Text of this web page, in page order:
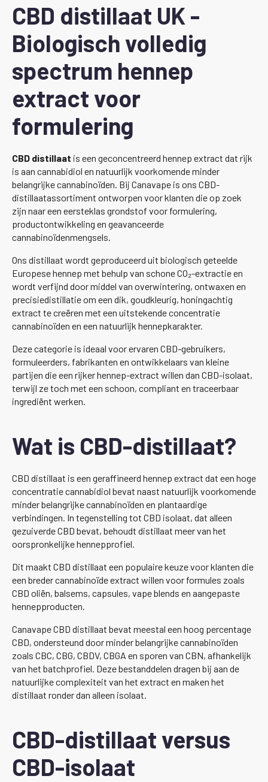
CBD distillaat UK -
Biologisch volledig
spectrum hennep
extract voor
formulering
CBD distillaat is een geconcentreerd hennep extract dat rijk
is aan cannabidiol en natuurlijk voorkomende minder
belangrijke cannabinoïden. Bij Canavape is ons CBD-
distillaatassortiment ontworpen voor klanten die op zoek
zijn naar een eersteklas grondstof voor formulering,
productontwikkeling en geavanceerde
cannabinoïdenmengsels.
Ons distillaat wordt geproduceerd uit biologisch geteelde
Europese hennep met behulp van schone CO₂-extractie en
wordt verfijnd door middel van overwintering, ontwaxen en
precisiedistillatie om een dik, goudkleurig, honingachtig
extract te creëren met een uitstekende concentratie
cannabinoïden en een natuurlijk hennepkarakter.
Deze categorie is ideaal voor ervaren CBD-gebruikers,
formuleerders, fabrikanten en ontwikkelaars van kleine
partijen die een rijker hennep-extract willen dan CBD-isolaat,
terwijl ze toch met een schoon, compliant en traceerbaar
ingrediënt werken.
Wat is CBD-distillaat?
CBD distillaat is een geraffineerd hennep extract dat een hoge
concentratie cannabidiol bevat naast natuurlijk voorkomende
minder belangrijke cannabinoïden en plantaardige
verbindingen. In tegenstelling tot CBD isolaat, dat alleen
gezuiverde CBD bevat, behoudt distillaat meer van het
oorspronkelijke hennepprofiel.
Dit maakt CBD distillaat een populaire keuze voor klanten die
een breder cannabinoïde extract willen voor formules zoals
CBD oliën, balsems, capsules, vape blends en aangepaste
hennepproducten.
Canavape CBD distillaat bevat meestal een hoog percentage
CBD, ondersteund door minder belangrijke cannabinoïden
zoals CBC, CBG, CBDV, CBGA en sporen van CBN, afhankelijk
van het batchprofiel. Deze bestanddelen dragen bij aan de
natuurlijke complexiteit van het extract en maken het
distillaat ronder dan alleen isolaat.
CBD-distillaat versus
CBD-isolaat